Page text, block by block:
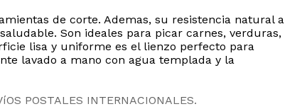
de corte. Ademas, su resistencia natural a
Son ideales para picar carnes, verduras,
lisa y uniforme es el lienzo perfecto para
lavado a mano con agua templada y la
POSTALES INTERNACIONALES.